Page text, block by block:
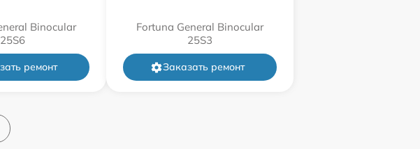
850 р
Binocular
25S6
ремонт
Fortuna General Binocular
25S3
Заказать ремонт